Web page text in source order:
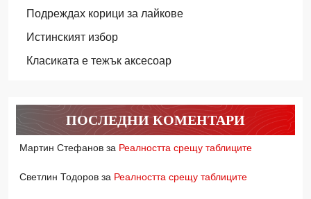
Подреждах корици за лайкове
Истинският избор
Класиката е тежък аксесоар
ПОСЛЕДНИ КОМЕНТАРИ
Мартин Стефанов за Реалността срещу таблиците
Светлин Тодоров за Реалността срещу таблиците